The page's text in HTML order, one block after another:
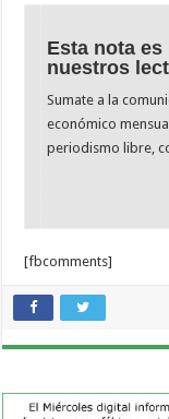
Esta nota
nuestros
Sumate a la
económico
periodismo libre,
[fbcomments]